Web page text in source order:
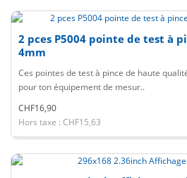
2 pces P5004 pointe de test à
4mm
Ces pointes de test à pince de haute
pour ton équipement de mesur..
CHF16,90
Hors taxe : CHF15,63